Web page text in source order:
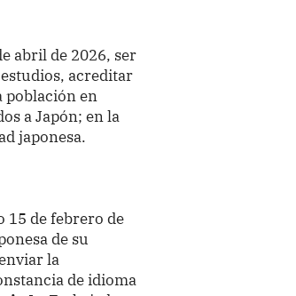
abril de 2026, ser
acreditar
población en
a Japón; en la
japonesa.
15 de febrero de
de su
la
de idioma